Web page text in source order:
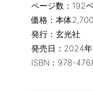
ページ数：192
価格：本体
発行：玄光社
発売日：2024年
ISBN：978-